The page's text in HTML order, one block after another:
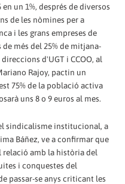
un 1%, després de diversos
de les nòmines per a
i les grans empreses de
més del 25% de mitjana-
d'UGT i CCOO, al
Rajoy, pactin un
75% de la població activa
uns 8 o 9 euros al mes.
sindicalisme institucional, a
Báñez, ve a confirmar que
relació amb la història del
i conquestes del
passar-se anys criticant les